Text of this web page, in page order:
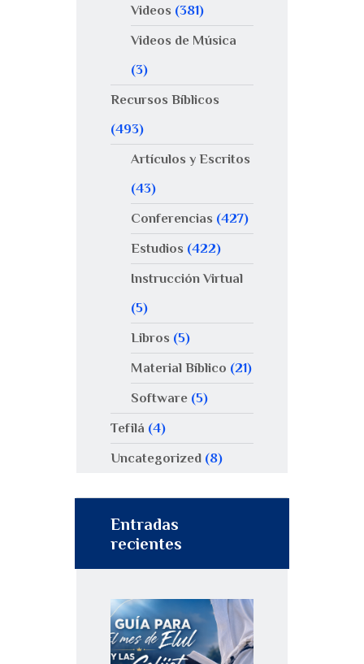
Videos (381)
Videos de Música
(3)
Recursos Bíblicos
(493)
Artículos y Escritos
(43)
Conferencias (427)
Estudios (422)
Instrucción Virtual
(5)
Libros (5)
Material Bíblico (21)
Software(5)
Tefilá (4)
Uncategorized (8)
Entradas
recientes